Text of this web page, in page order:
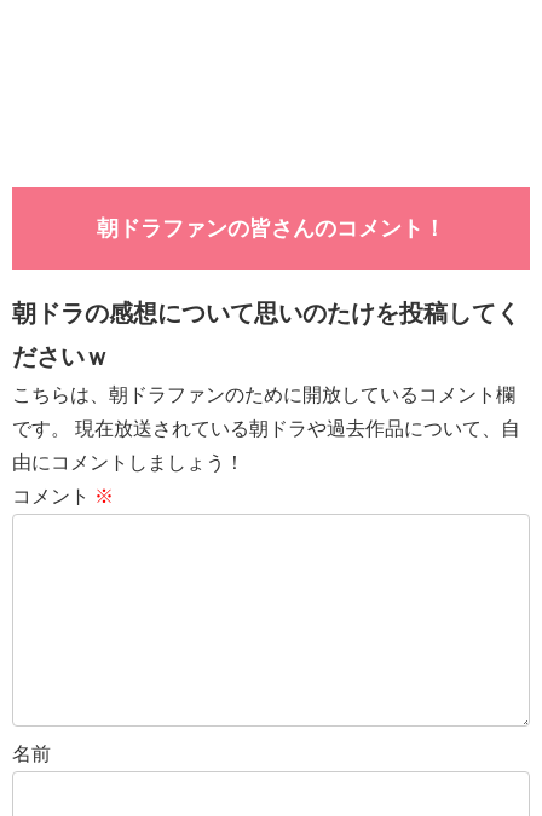
朝ドラファンの皆さんのコメント！
朝ドラの感想について思いのたけを投稿してく
ださいｗ
こちらは、朝ドラファンのために開放しているコメント欄
です。 現在放送されている朝ドラや過去作品について、自
由にコメントしましょう！
コメント ※
名前